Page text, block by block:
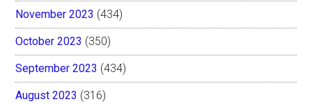
November 2023 (434)
October 2023 (350)
September 2023 (434)
August 2023 (316)